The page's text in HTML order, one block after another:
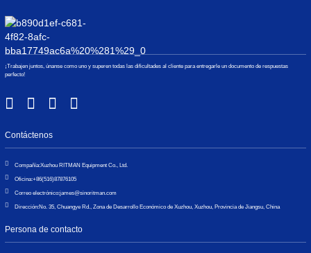
¡Trabajen juntos, únanse como uno y superen todas las dificultades al cliente para entregarle un documento de respuestas
perfecto!
Contáctenos
Compañía:Xuzhou RITMAN Equipment Co., Ltd.
Oficina:+86(516)87876105
Correo electrónico:james@sinoritman.com
Dirección:No. 35, Chuangye Rd., Zona de Desarrollo Económico de Xuzhou, Xuzhou, Provincia de Jiangsu, China
Persona de contacto